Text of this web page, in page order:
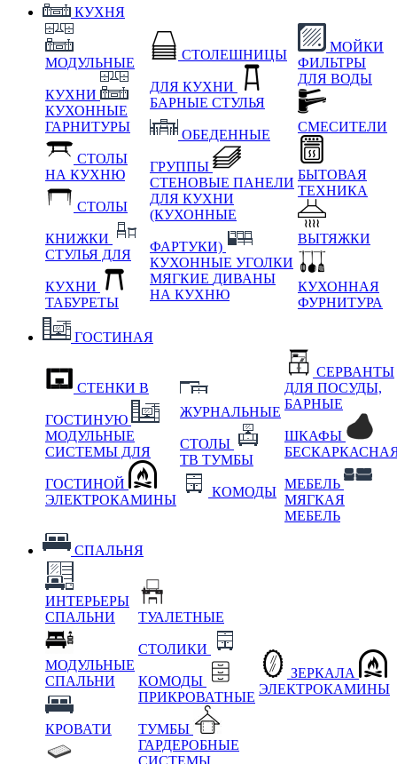
КУХНЯ
МОДУЛЬНЫЕ
КУХНИ
КУХОННЫЕ
ГАРНИТУРЫ
СТОЛЫ
НА КУХНЮ
СТОЛЫ
КНИЖКИ
СТУЛЬЯ ДЛЯ
КУХНИ
ТАБУРЕТЫ
СТОЛЕШНИЦЫ
ДЛЯ КУХНИ
БАРНЫЕ СТУЛЬЯ
ОБЕДЕННЫЕ
ГРУППЫ
СТЕНОВЫЕ ПАНЕЛИ
ДЛЯ КУХНИ
(КУХОННЫЕ
ФАРТУКИ)
КУХОННЫЕ УГОЛКИ
МЯГКИЕ ДИВАНЫ
НА КУХНЮ
МОЙКИ
ФИЛЬТРЫ
ДЛЯ ВОДЫ
СМЕСИТЕЛИ
БЫТОВАЯ
ТЕХНИКА
ВЫТЯЖКИ
КУХОННАЯ
ФУРНИТУРА
ГОСТИНАЯ
СТЕНКИ В
ГОСТИНУЮ
МОДУЛЬНЫЕ
СИСТЕМЫ ДЛЯ
ГОСТИНОЙ
ЭЛЕКТРОКАМИНЫ
ЖУРНАЛЬНЫЕ
СТОЛЫ
ТВ ТУМБЫ
КОМОДЫ
СЕРВАНТЫ
ДЛЯ ПОСУДЫ,
БАРНЫЕ
ШКАФЫ
МЕБЕЛЬ
МЯГКАЯ
МЕБЕЛЬ
СПАЛЬНЯ
ИНТЕРЬЕРЫ
СПАЛЬНИ
МОДУЛЬНЫЕ
СПАЛЬНИ
КРОВАТИ
ТУАЛЕТНЫЕ
СТОЛИКИ
КОМОДЫ
ПРИКРОВАТНЫЕ
ТУМБЫ
ГАРДЕРОБНЫЕ
ЗЕРКАЛА
ЭЛЕКТРОКАМИНЫ